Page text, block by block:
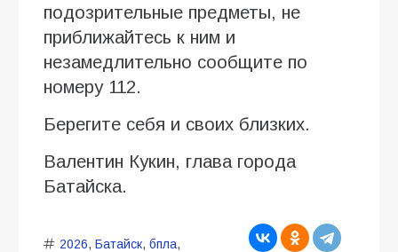
подозрительные предметы, не
приближайтесь к ним и
незамедлительно сообщите по
номеру 112.
Берегите себя и своих близких.
Валентин Кукин, глава города
Батайска.
2026, Батайск, бпла,